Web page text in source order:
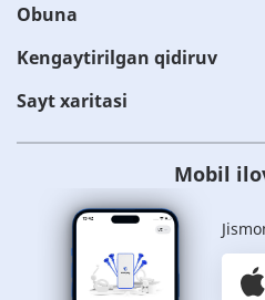
Obuna
Kengaytirilgan qidiruv
Sayt xaritasi
Mobil